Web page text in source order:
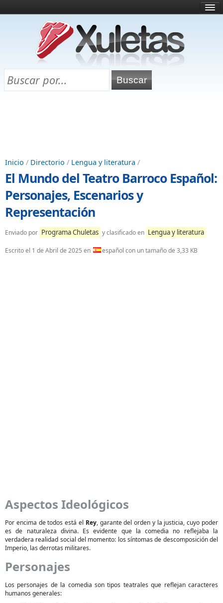
¿Qué es esto?
Directorio
Chuletas para exámenes
Inicio / Directorio / Lengua y literatura /
El Mundo del Teatro Barroco Español:
Personajes, Escenarios y
Representación
Enviado por Programa Chuletas y clasificado en Lengua y literatura
Escrito el 1 de Abril de 2025 en español con un tamaño de 3,33 KB
Aspectos Ideológicos
Por encima de todos está el Rey, garante del orden y la justicia, cuyo poder
es de naturaleza divina. Es evidente que la comedia no reflejaba la
verdadera realidad social del momento: los síntomas de descomposición del
Imperio, las derrotas militares.
Personajes
Los personajes de la comedia son tipos teatrales que reflejan caracteres
humanos generales: